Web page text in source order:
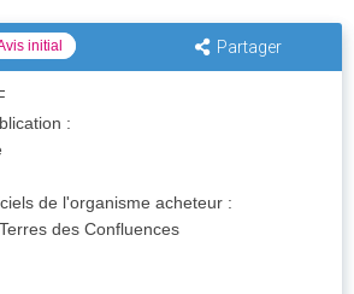
initial Partager
:
de l'organisme acheteur :
des Confluences